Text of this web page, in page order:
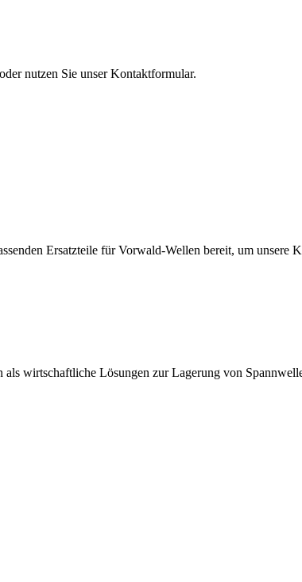
nutzen Sie unser Kontaktformular.
Ersatzteile für Vorwald-Wellen bereit, um unsere
wirtschaftliche Lösungen zur Lagerung von